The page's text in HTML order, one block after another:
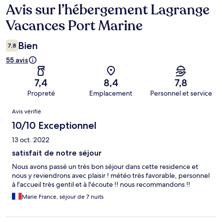
Avis
Avis sur l’hébergement Lagrange
Vacances Port Marine
7,8 Bien
55 avis
7,4
Propreté
8,4
Emplacement
7,8
Personnel et service
Avis
Avis vérifié
10/10 Exceptionnel
13 oct. 2022
satisfait de notre séjour
Nous avons passé un très bon séjour dans cette residence et
nous y reviendrons avec plaisir ! météo très favorable, personnel
à l'accueil très gentil et à l'écoute !! nous recommandons !!
Marie France, séjour de 7 nuits